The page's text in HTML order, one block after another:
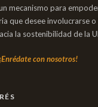
mecanismo para
que desee involucrarse o
la sostenibilidad de la
¡Enrédate con nosotros!